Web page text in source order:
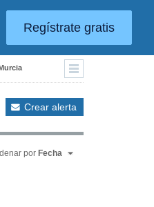
Regístrate gratis
Crear alerta
por Fecha